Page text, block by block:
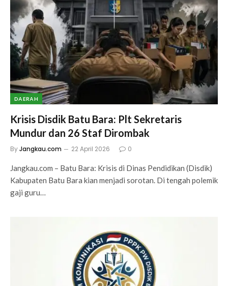
DAERAH
Krisis Disdik Batu Bara: Plt Sekretaris
Mundur dan 26 Staf Dirombak
ByJangkau.com 22 April 2026 0
Jangkau.com – Batu Bara: Krisis di Dinas Pendidikan (Disdik)
Kabupaten Batu Bara kian menjadi sorotan. Di tengah polemik
gaji guru…